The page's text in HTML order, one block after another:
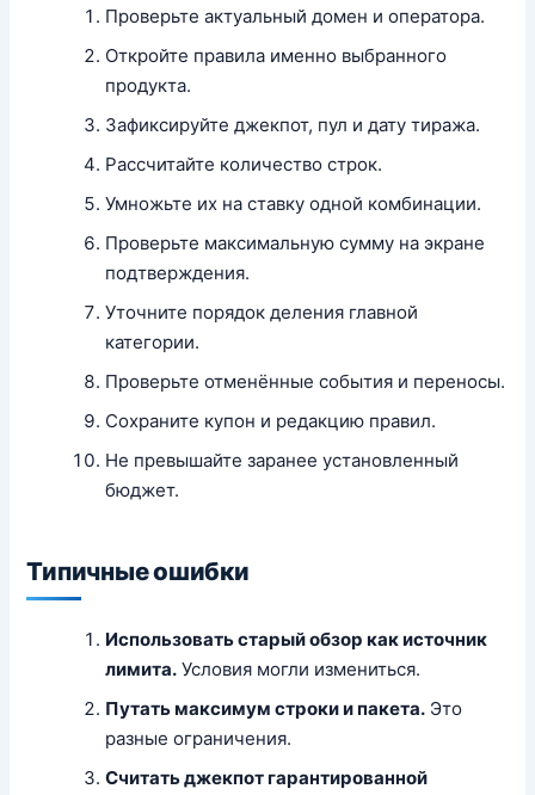
Проверьте актуальный домен и оператора.
Откройте правила именно выбранного
продукта.
Зафиксируйте джекпот, пул и дату тиража.
Рассчитайте количество строк.
Умножьте их на ставку одной комбинации.
Проверьте максимальную сумму на экране
подтверждения.
Уточните порядок деления главной
категории.
Проверьте отменённые события и переносы.
Сохраните купон и редакцию правил.
Не превышайте заранее установленный
бюджет.
Типичные ошибки
Использовать старый обзор как источник
лимита.Условия могли измениться.
Путать максимум строки и пакета.Это
разные ограничения.
Считать джекпот гарантированной